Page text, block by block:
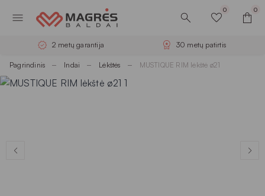
0 0
30 metų patirtis Nemokamas pristatymas
Pagrindinis Indai Lėkštės MUSTIQUE RIM lėkštė ø21